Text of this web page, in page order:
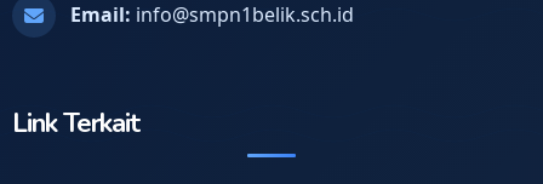
Email: info@smpn1belik.sch.id
Link Terkait